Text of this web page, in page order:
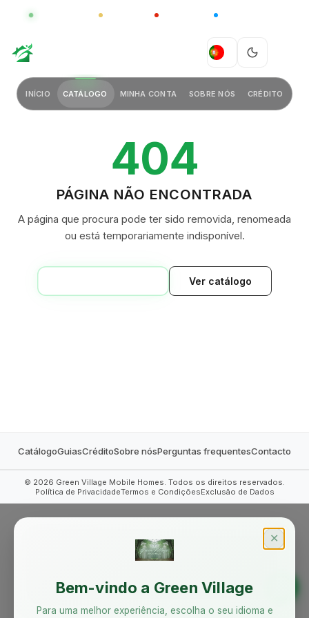
GLOBAL CHINA
PT
INÍCIO CATÁLOGO MINHA CONTA SOBRE NÓS CRÉDITO
404
PÁGINA NÃO ENCONTRADA
A página que procura pode ter sido removida, renomeada
ou está temporariamente indisponível.
Ver catálogo
CatálogoGuiasCréditoSobre nósPerguntas frequentesContacto
© 2026 Green Village Mobile Homes. Todos os direitos reservados.
Política de PrivacidadeTermos e CondiçõesExclusão de Dados
✕
Bem-vindo a Green Village
Para uma melhor experiência, escolha o seu idioma e